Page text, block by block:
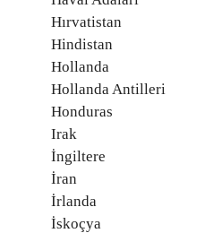
Hırvatistan
Hindistan
Hollanda
Hollanda Antilleri
Honduras
Irak
İngiltere
İran
İrlanda
İskoçya